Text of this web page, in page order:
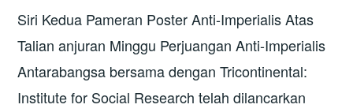
Siri Kedua Pameran Poster Anti-Imperialis Atas
Talian anjuran Minggu Perjuangan Anti-Imperialis
Antarabangsa bersama dengan Tricontinental:
Institute for Social Research telah dilancarkan